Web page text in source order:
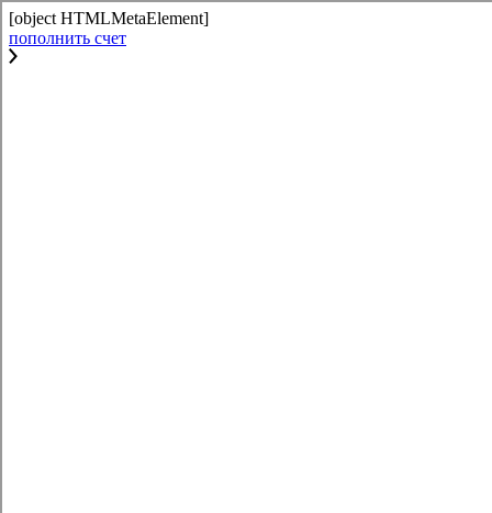
[object HTMLMetaElement]
пополнить счет